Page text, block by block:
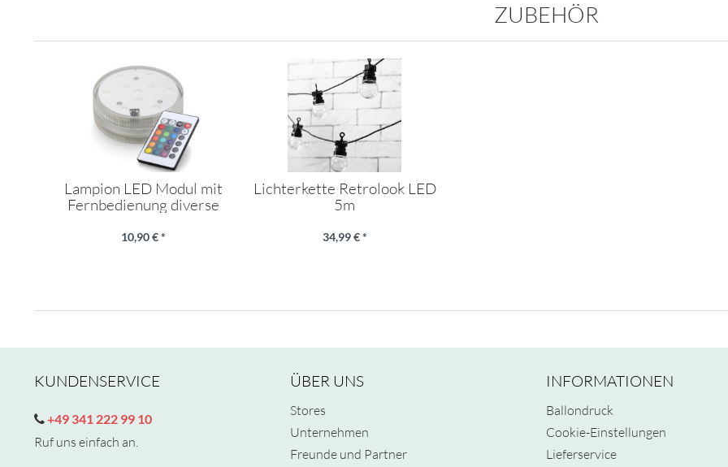
ZUBEHÖR
Lampion LED Modul mit
Fernbedienung diverse
10,90 € *
Lichterkette Retrolook LED
5m
34,99 € *
KUNDENSERVICE
+49 341 222 99 10
Ruf uns einfach an.
ÜBER UNS
Stores
Unternehmen
Freunde und Partner
INFORMATIONEN
Ballondruck
Cookie-Einstellungen
Lieferservice